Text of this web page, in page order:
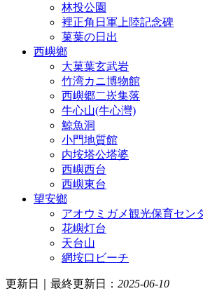
林投公園
裡正角日軍上陸記念碑
菓葉の日出
西嶼鄉
大菓葉玄武岩
竹湾カニ博物館
西嶼郷二崁集落
牛心山(牛心灣)
鯨魚洞
小門地質館
内垵塔公塔婆
西嶼西台
西嶼東台
望安鄉
アオウミガメ観光保育セン
花嶼灯台
天台山
網垵口ビーチ
更新日｜最終更新日： 2025-06-10